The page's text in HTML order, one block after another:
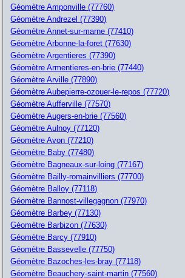
Géomètre Amponville (77760)
Géomètre Andrezel (77390)
Géomètre Annet-sur-marne (77410)
Géomètre Arbonne-la-foret (77630)
Géomètre Argentieres (77390)
Géomètre Armentieres-en-brie (77440)
Géomètre Arville (77890)
Géomètre Aubepierre-ozouer-le-repos (77720)
Géomètre Aufferville (77570)
Géomètre Augers-en-brie (77560)
Géomètre Aulnoy (77120)
Géomètre Avon (77210)
Géomètre Baby (77480)
Géomètre Bagneaux-sur-loing (77167)
Géomètre Bailly-romainvilliers (77700)
Géomètre Balloy (77118)
Géomètre Bannost-villegagnon (77970)
Géomètre Barbey (77130)
Géomètre Barbizon (77630)
Géomètre Barcy (77910)
Géomètre Bassevelle (77750)
Géomètre Bazoches-les-bray (77118)
Géomètre Beauchery-saint-martin (77560)